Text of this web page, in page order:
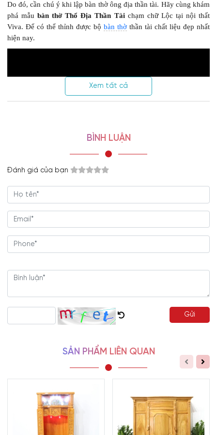
Do đó, cần chú ý khi lập bàn thờ ông địa thần tài. Hãy cùng khám
phá mẫubàn thờ Thổ Địa Thần Tàichạm chữ Lộc tại nội thất
Viva. Để có thể thỉnh được bộ bàn thờ thần tài chất liệu đẹp nhất
hiện nay.
Chi tiết thông tin vềBàn thờ thổ địa thần tài chạm chữ
Lộc 1435:
+ Thiết kế đề cao tính thẩm
mỹ và nghệ thuật
Bàn thờ thổ địa thần tài
với những mẫu đại trà khác trên thị trường hiện nay,bàn thờ thổ
địa thần tài
lợi trong công việc làm ăn kinh doanh của gia chủ.
hoa văn cuộn tinh tế được bố trí khéo léo cùng đường viền độc
đáo, góp phần làm nền và giúp phần trung tâm thêm phần nổi
kế theo tạo hình đơn giản, không quá cầu kỳ với các góc cạnh
vững chãi.
Chạm khắc hoa văn đối xứng ở mặt trước khay thờ và 2 mặt bên
Xem tất cả
BÌNH LUẬN
Đánh giá của bạn
Gửi
SẢN PHẨM LIÊN QUAN